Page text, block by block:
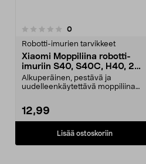
0arvostelut
Robotti-imurien tarvikkeet
Xiaomi Moppiliina robotti-
imuriin S40, S40C, H40, 2
kpl
Alkuperäinen, pestävä ja
uudelleenkäytettävä moppiliina
12,99
Lisää ostoskoriin